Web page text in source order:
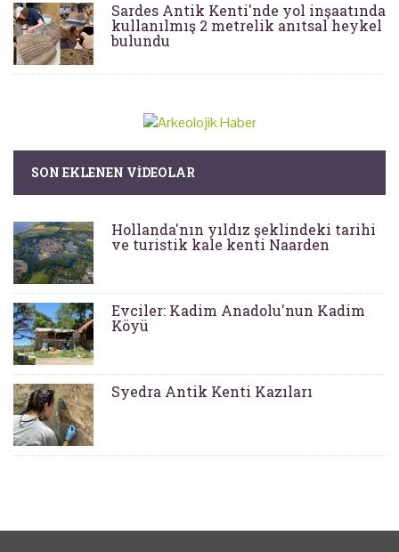
Sardes Antik Kenti'nde yol inşaatında
kullanılmış 2 metrelik anıtsal heykel
bulundu
SON EKLENEN VIDEOLAR
Hollanda'nın yıldız şeklindeki tarihi
ve turistik kale kenti Naarden
Evciler: Kadim Anadolu'nun Kadim
Köyü
Syedra Antik Kenti Kazıları